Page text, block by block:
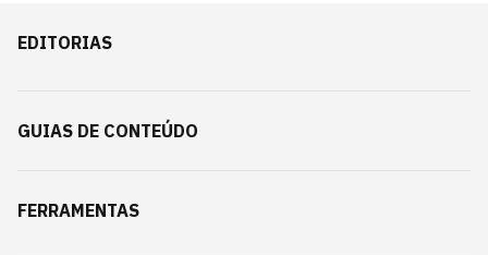
EDITORIAS
GUIAS DE CONTEÚDO
FERRAMENTAS